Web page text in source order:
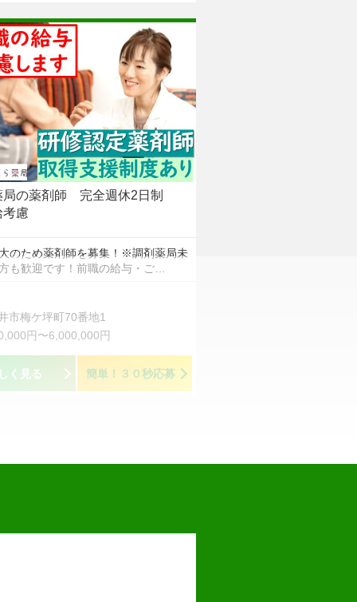
局の薬剤師 完全週休2日制
考慮
のため薬剤師を募集！※調剤薬局未
も歓迎です！前職の給与・ご…
市梅ケ坪町70番地1
円〜6,000,000円
く見る 簡単！３０秒応募